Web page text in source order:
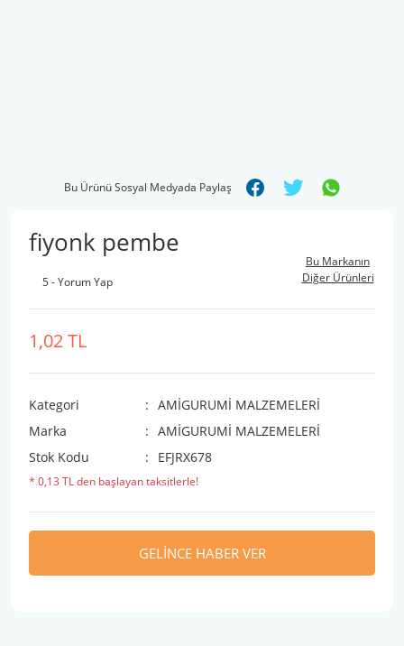
Bu Ürünü Sosyal Medyada Paylaş
fiyonk pembe
5 - Yorum Yap
Bu Markanın
Diğer Ürünleri
1,02 TL
Kategori
AMİGURUMİ MALZEMELERİ
Marka
AMİGURUMİ MALZEMELERİ
Stok Kodu
EFJRX678
* 0,13 TL den başlayan taksitlerle!
GELİNCE HABER VER